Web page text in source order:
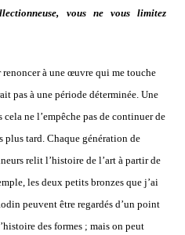
vous ne vous limitez
à une œuvre qui me touche
pas à une période déterminée. Une
ne l’empêche pas de continuer de
plus tard. Chaque génération de
relit l’histoire de l’art à partir de
les deux petits bronzes que j’ai
peuvent être regardés d’un point
des formes ; mais on peut